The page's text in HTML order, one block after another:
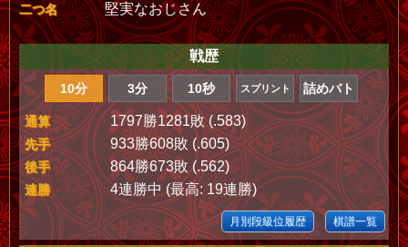
二つ名 堅実なおじさん
戦歴
10分 3分 10秒 スプリント 詰めバト
通算 1797勝1281敗 (.583)
先手 933勝608敗 (.605)
後手 864勝673敗 (.562)
連勝 4連勝中 (最高: 19連勝)
月別段級位履歴 棋譜一覧